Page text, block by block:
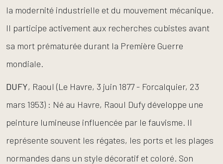
la modernité industrielle et du mouvement mécanique.
Il participe activement aux recherches cubistes avant
sa mort prématurée durant la Première Guerre
mondiale.
DUFY, Raoul (Le Havre, 3 juin 1877 - Forcalquier, 23
mars 1953) : Né au Havre, Raoul Dufy développe une
peinture lumineuse influencée par le fauvisme. Il
représente souvent les régates, les ports et les plages
normandes dans un style décoratif et coloré. Son